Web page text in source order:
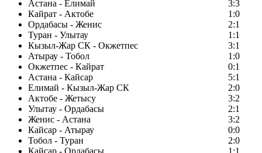
Астана - Елимай
3:3
Кайрат - Актобе
1:0
Ордабасы - Женис
2:1
Туран - Улытау
1:1
Кызыл-Жар СК - Окжетпес
3:1
Атырау - Тобол
1:0
Окжетпес - Кайрат
0:1
Астана - Кайсар
5:1
Елимай - Кызыл-Жар СК
2:0
Актобе - Жетысу
3:2
Улытау - Ордабасы
2:1
Женис - Астана
3:2
Кайсар - Атырау
0:0
Тобол - Туран
2:0